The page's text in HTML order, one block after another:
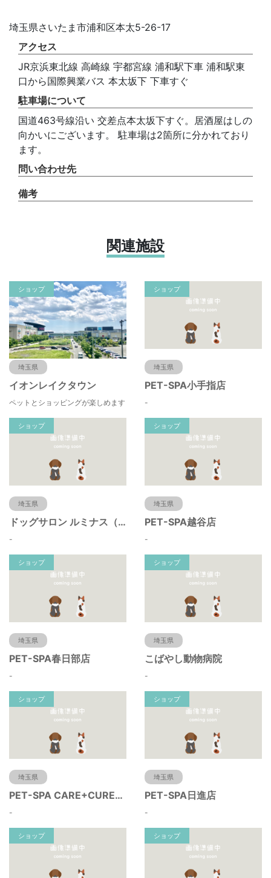
埼玉県さいたま市浦和区本太5-26-17
アクセス
JR京浜東北線 高崎線 宇都宮線 浦和駅下車 浦和駅東
口から国際興業バス 本太坂下 下車すぐ
駐車場について
国道463号線沿い 交差点本太坂下すぐ。居酒屋はしの
向かいにございます。 駐車場は2箇所に分かれており
ます。
問い合わせ先
備考
関連施設
ショップ
埼玉県
イオンレイクタウン
ペットとショッピングが楽しめます
ショップ
埼玉県
PET-SPA小手指店
-
ショップ
埼玉県
ドッグサロン ルミナス（川口市・蕨市・戸田・浦和・大宮）べドリントンテリア＆トイプードルの
-
ショップ
埼玉県
PET-SPA越谷店
-
ショップ
埼玉県
PET-SPA春日部店
-
ショップ
埼玉県
こばやし動物病院
-
ショップ
埼玉県
PET-SPA CARE+CURE所沢
-
ショップ
埼玉県
PET-SPA日進店
-
ショップ ショップ